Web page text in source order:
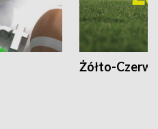
Żółto-